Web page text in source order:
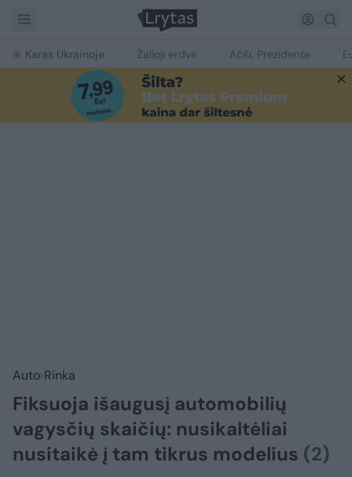
Karas Ukrainoje Žalioji erdvė Ačiū, Prezidente
Auto Rinka
Fiksuoja išaugusį automobilių
vagysčių skaičių: nusikaltėliai
nusitaikė į tam tikrus modelius (2)